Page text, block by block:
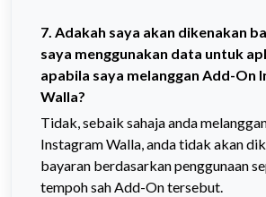
7. Adakah saya akan dikenakan
saya menggunakan data untuk
apabila saya melanggan Add-On
Walla?
Tidak, sebaik sahaja anda
Instagram Walla, anda tidak akan
bayaran berdasarkan penggunaan
tempoh sah Add-On tersebut.